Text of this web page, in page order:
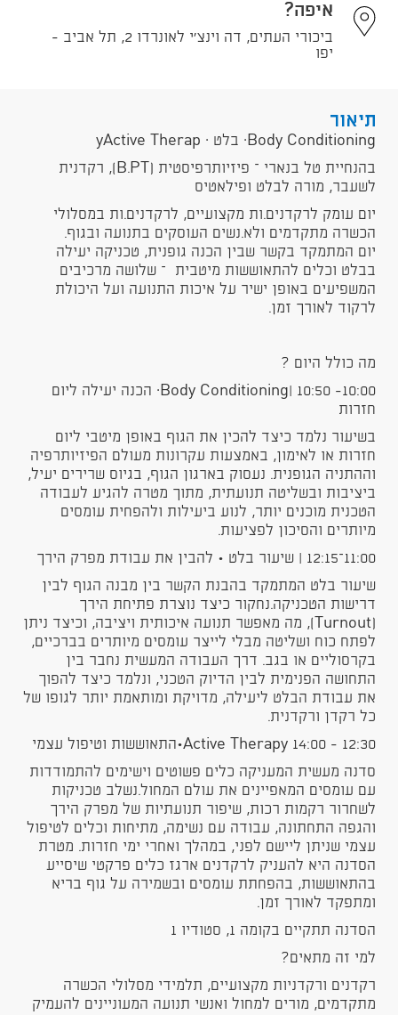
איפה?
ביכורי העתים, דה וינצ'י לאונרדו 2, תל אביב -
יפו
תיאור
Body Conditioning· בלט · yActive Therap
בהנחיית טל בנארי – פיזיותרפיסטית (B.PT), רקדנית
לשעבר, מורה לבלט ופילאטיס
יום עומק לרקדנים.ות מקצועיים, לרקדנים.ות במסלולי
הכשרה מתקדמים ולא.נשים העוסקים בתנועה ובגוף.
יום המתמקד בקשר שבין הכנה גופנית, טכניקה יעילה
בבלט וכלים להתאוששות מיטבית – שלושה מרכיבים
המשפיעים באופן ישיר על איכות התנועה ועל היכולת
לרקוד לאורך זמן.
? מה כולל היום
10:00- 10:50 |Body Conditioning· הכנה יעילה ליום
חזרות
בשיעור נלמד כיצד להכין את הגוף באופן מיטבי ליום
חזרות או לאימון, באמצעות עקרונות מעולם הפיזיותרפיה
וההתניה הגופנית. נעסוק בארגון הגוף, בגיוס שרירים יעיל,
ביציבות ובשליטה תנועתית, מתוך מטרה להגיע לעבודה
הטכנית מוכנים יותר, לנוע ביעילות ולהפחית עומסים
מיותרים והסיכון לפציעות.
11:00–12:15 | שיעור בלט • להבין את עבודת מפרק הירך
שיעור בלט המתמקד בהבנת הקשר בין מבנה הגוף לבין
דרישות הטכניקה.נחקור כיצד נוצרת פתיחת הירך
(Turnout), מה מאפשר תנועה איכותית ויציבה, וכיצד ניתן
לפתח כוח ושליטה מבלי לייצר עומסים מיותרים בברכיים,
בקרסוליים או בגב. דרך העבודה המעשית נחבר בין
התחושה הפנימית לבין הדיוק הטכני, ונלמד כיצד להפוך
את עבודת הבלט ליעילה, מדויקת ומותאמת יותר לגופו של
כל רקדן ורקדנית.
12:30 - 14:00 Active Therapy•התאוששות וטיפול עצמי
סדנה מעשית המעניקה כלים פשוטים וישימים להתמודדות
עם עומסים המאפיינים את עולם המחול.נשלב טכניקות
לשחרור רקמות רכות, שיפור תנועתיות של מפרק הירך
והגפה התחתונה, עבודה עם נשימה, מתיחות וכלים לטיפול
עצמי שניתן ליישם לפני, במהלך ואחרי ימי חזרות. מטרת
הסדנה היא להעניק לרקדנים ארגז כלים פרקטי שיסייע
בהתאוששות, בהפחתת עומסים ובשמירה על גוף בריא
ומתפקד לאורך זמן.
הסדנה תתקיים בקומה 1, סטודיו 1
למי זה מתאים?
רקדנים ורקדניות מקצועיים, תלמידי מסלולי הכשרה
מתקדמים, מורים למחול ואנשי תנועה המעוניינים להעמיק